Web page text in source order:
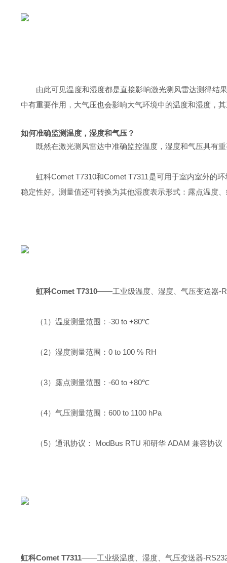
由此可见温度和湿度都是直接影响激光测风雷达测得结
中有重要作用，大气压也会影响大气环境中的温度和湿度，
如何准确监测温度，湿度和气压？
既然在激光测风雷达中准确监控温度，湿度和气压具有
虹科Comet T7310和Comet T7311是可用于室内室外的
稳定性好。测量值还可转换为其他湿度表示形式：露点温度
虹科Comet T7310——工业级温度、湿度、气压变送器-
（1）温度测量范围：-30 to +80℃
（2）湿度测量范围：0 to 100 % RH
（3）露点测量范围：-60 to +80℃
（4）气压测量范围：600 to 1100 hPa
（5）通讯协议： ModBus RTU 和研华 ADAM 兼容协议
虹科Comet T7311——工业级温度、湿度、气压变送器-